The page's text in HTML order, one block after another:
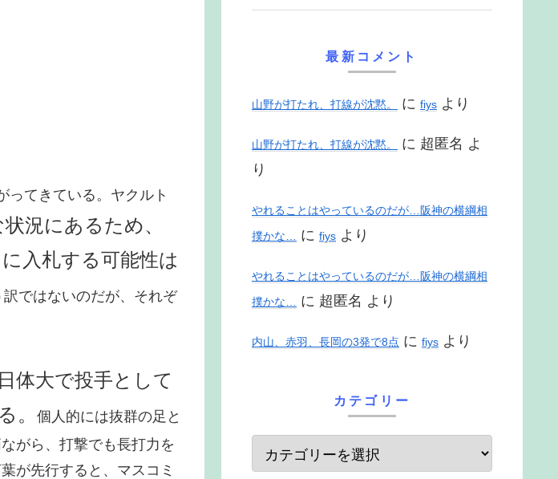
てきている。ヤクルト
況にあるため、
入札する可能性は
ではないのだが、それぞ
日体大で投手として
。
個人的には抜群の足と
がら、打撃でも長打力を
が先行すると、マスコミ
最新コメント
山野が打たれ、打線が沈黙。 に fiys より
山野が打たれ、打線が沈黙。 に 超匿名 よ
り
やれることはやっているのだが…阪神の横綱相
撲かな… に fiys より
やれることはやっているのだが…阪神の横綱相
撲かな… に 超匿名 より
内山、赤羽、長岡の3発で8点 に fiys より
カテゴリー